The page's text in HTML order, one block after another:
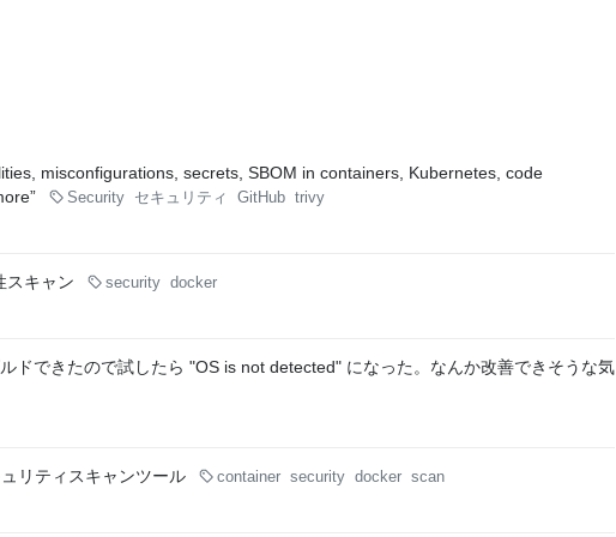
misconfigurations, secrets, SBOM in containers, Kubernetes, code
Security セキュリティ GitHub trivy
スキャン security docker
ドできたので試したら "OS is not detected" になった。なんか改善できそうな気
リティスキャンツール container security docker scan